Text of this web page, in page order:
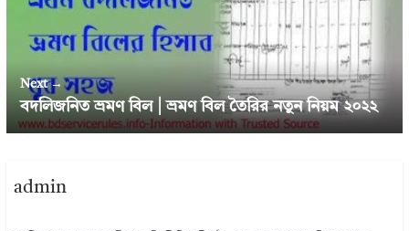
Next →
বদলিজনিত ভ্রমণ বিল | ভ্রমণ বিল তৈরির নতুন নিয়ম ২০২২
admin